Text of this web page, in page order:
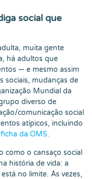
social que
muita gente
há adultos que
— e mesmo assim
sociais, mudanças de
Mundial da
diverso de
comunicação social
atípicos, incluindo
da OMS.
como o cansaço social
história de vida: a
no limite. Às vezes,